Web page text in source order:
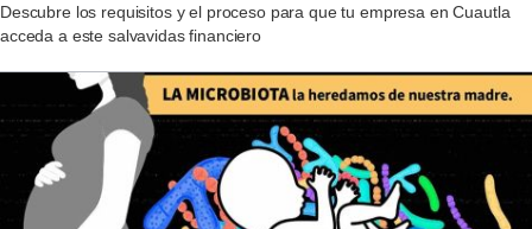
Descubre los requisitos y el proceso para que tu empresa en Cuautla
acceda a este salvavidas financiero